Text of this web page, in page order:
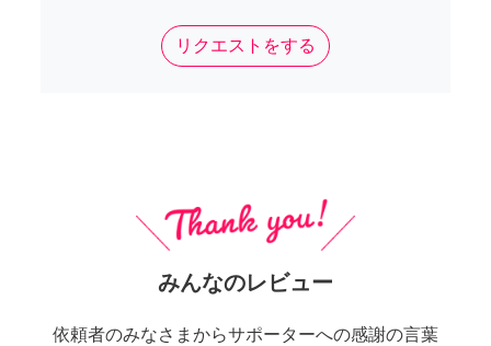
リクエストをする
みんなのレビュー
依頼者のみなさまからサポーターへの感謝の言葉